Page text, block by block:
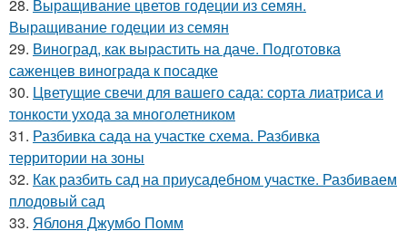
28. Выращивание цветов годеции из семян.
Выращивание годеции из семян
29. Виноград, как вырастить на даче. Подготовка
саженцев винограда к посадке
30. Цветущие свечи для вашего сада: сорта лиатриса и
тонкости ухода за многолетником
31. Разбивка сада на участке схема. Разбивка
территории на зоны
32. Как разбить сад на приусадебном участке. Разбиваем
плодовый сад
33. Яблоня Джумбо Помм